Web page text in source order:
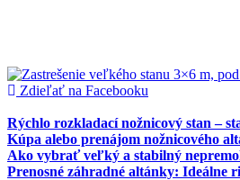
Zdieľať na Facebooku
Rýchlo rozkladací nožnicový stan –
Kúpa alebo prenájom nožnicového
Ako vybrať veľký a stabilný
Prenosné záhradné altánky: Ideálne